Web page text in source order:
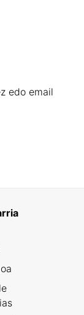
edo email